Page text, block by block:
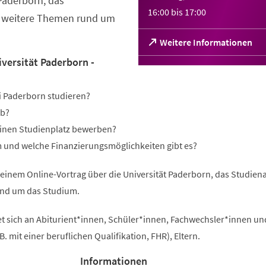
16:00 bis 17:00
Weitere Informationen
(Öffnet
in
einem
Themen rund um
Paderborn -
Paderborn studieren?
Studienplatz bewerben?
und welche Finanzierungsmöglichkeiten gibt es?
Online-Vortrag über die Universität Paderborn, das
um das Studium.
sich an Abiturient*innen, Schüler*innen, Fachwechsler*innen
mit einer beruflichen Qualifikation, FHR), Eltern.
Informationen